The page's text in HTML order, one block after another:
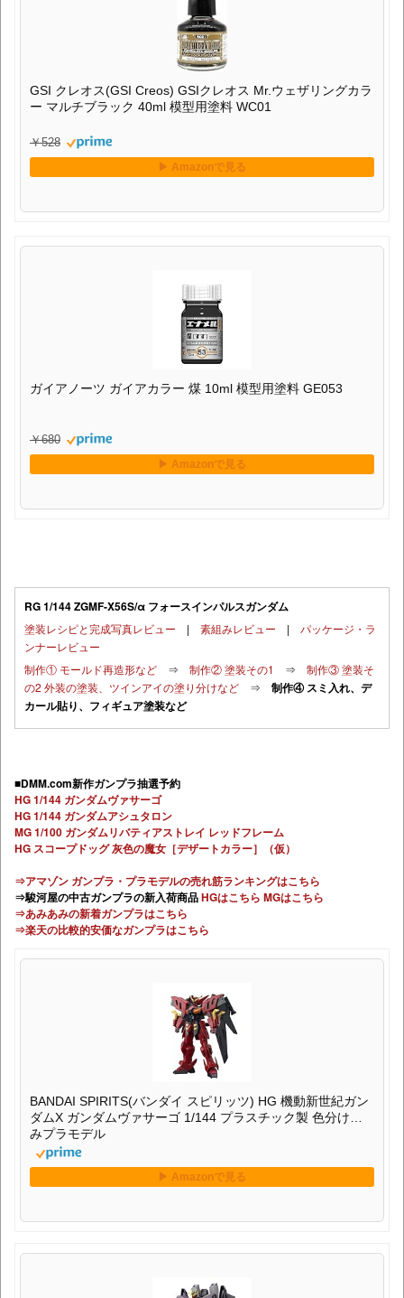
GSI クレオス(GSI Creos) GSIクレオス Mr.ウェザリングカラ
ー マルチブラック 40ml 模型用塗料 WC01
￥528
ガイアノーツ ガイアカラー 煤 10ml 模型用塗料 GE053
￥680
RG 1/144 ZGMF-X56S/α フォースインパルスガンダム
塗装レシピと完成写真レビュー | 素組みレビュー | パッケージ・ラ
ンナーレビュー
制作① モールド再造形など ⇒ 制作② 塗装その1 ⇒ 制作③ 塗装そ
の2 外装の塗装、ツインアイの塗り分けなど ⇒ 制作④ スミ入れ、デ
カール貼り、フィギュア塗装など
■DMM.com新作ガンプラ抽選予約
HG 1/144 ガンダムヴァサーゴ
HG 1/144 ガンダムアシュタロン
MG 1/100 ガンダムリバティアストレイ レッドフレーム
HG スコープドッグ 灰色の魔女［デザートカラー］（仮）
⇒アマゾン ガンプラ・プラモデルの売れ筋ランキングはこちら
⇒駿河屋の中古ガンプラの新入荷商品HGはこちら MGはこちら
⇒あみあみの新着ガンプラはこちら
⇒楽天の比較的安価なガンプラはこちら
BANDAI SPIRITS(バンダイ スピリッツ) HG 機動新世紀ガン
ダムX ガンダムヴァサーゴ 1/144 プラスチック製 色分け済
みプラモデル